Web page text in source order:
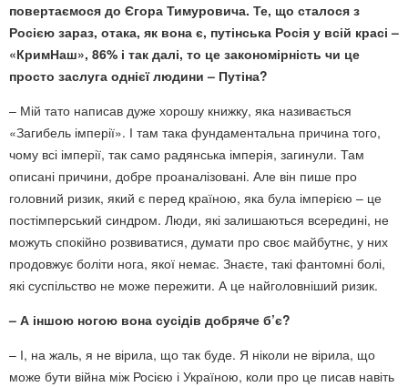
повертаємося до Єгора Тимуровича. Те, що сталося з
Росією зараз, отака, як вона є, путінська Росія у всій красі –
«КримНаш», 86% і так далі, то це закономірність чи це
просто заслуга однієї людини – Путіна?
– Мій тато написав дуже хорошу книжку, яка називається
«Загибель імперії». І там така фундаментальна причина того,
чому всі імперії, так само радянська імперія, загинули. Там
описані причини, добре проаналізовані. Але він пише про
головний ризик, який є перед країною, яка була імперією – це
постімперський синдром. Люди, які залишаються всередині, не
можуть спокійно розвиватися, думати про своє майбутнє, у них
продовжує боліти нога, якої немає. Знаєте, такі фантомні болі,
які суспільство не може пережити. А це найголовніший ризик.
– А іншою ногою вона сусідів добряче б’є?
– І, на жаль, я не вірила, що так буде. Я ніколи не вірила, що
може бути війна між Росією і Україною, коли про це писав навіть